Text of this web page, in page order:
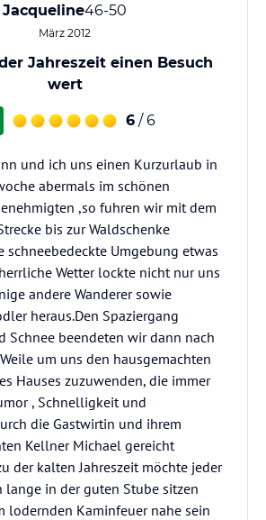
Jacqueline46-50
März 2012
Jahreszeit einen Besuch
wert
6 / 6
und ich uns einen Kurzurlaub in
abermals im schönen
,so fuhren wir mit dem
bis zur Waldschenke
Umgebung etwas
Wetter lockte nicht nur uns
andere Wanderer sowie
heraus.Den Spaziergang
Schnee beendeten wir dann nach
um uns den hausgemachten
Hauses zuzuwenden, die immer
, Schnelligkeit und
die Gastwirtin und ihrem
Kellner Michael gereicht
der kalten Jahreszeit möchte jeder
lange in der guten Stube sitzen
lodernden Kaminfeuer nahe sein